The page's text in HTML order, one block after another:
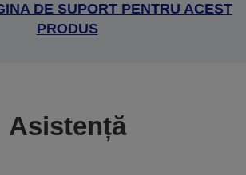
DE SUPORT PENTRU ACEST
PRODUS
Asistență